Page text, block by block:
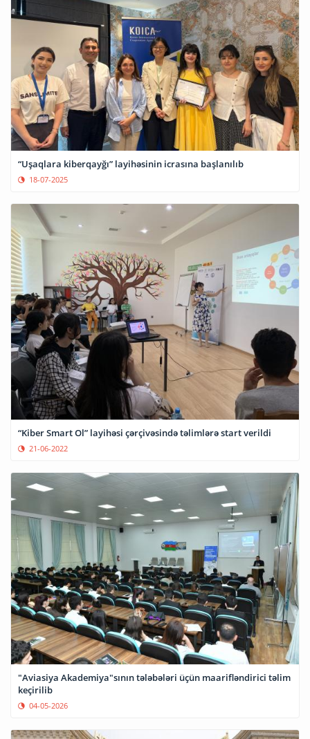
“Uşaqlara kiberqayğı” layihəsinin icrasına başlanılıb
18-07-2025
“Kiber Smart Ol” layihəsi çərçivəsində təlimlərə start verildi
21-06-2022
"Aviasiya Akademiya"sının tələbələri üçün maarifləndirici təlim
keçirilib
04-05-2026